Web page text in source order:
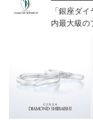
「銀座ダ
内最大級の
では国内
揃え、ふ
足の選択
様にご満足
のクオリテ
頭でお確か